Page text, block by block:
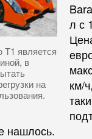
T1 является
в
на
л с
км/
нашлось.